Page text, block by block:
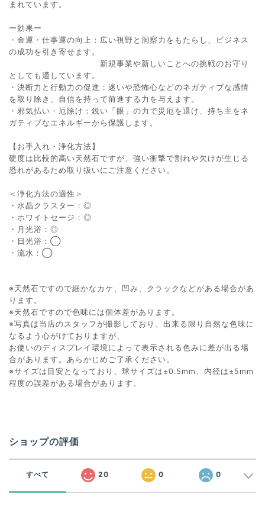
まれています。
ー効果ー
・金運・仕事運の向上：広い視野と洞察力をもたらし、ビジネス
の成功を引き寄せます。
新規事業や新しいことへの挑戦のお守り
としても適しています。
・決断力と行動力の促進：迷いや恐怖心などのネガティブな感情
を取り除き、自信を持って前進する力を与えます。
・邪気払い・厄除け：鋭い「眼」の力で災厄を退け、持ち主をネ
ガティブなエネルギーから保護します。
【お手入れ・浄化方法】
硬度は比較的高い天然石ですが、強い衝撃で割れや欠けが生じる
恐れがあるため取り扱いにご注意ください。
＜浄化方法の適性＞
・水晶クラスター：◎
・ホワイトセージ：◎
・月光浴：◎
・日光浴：◯
・流水：◯
※天然石ですので細かなカケ、凹み、クラックなどがある場合があ
ります。
※天然石ですので色味には個体差があります。
※写真は当店のスタッフが撮影しており、出来る限り自然な色味に
なるよう心がけておりますが、
お使いのディスプレイ環境によって表示される色みに差が出る場
合があります。あらかじめご了承ください。
※サイズは目安となっており、球サイズは±0.5mm、内径は±5mm
程度の誤差がある場合があります。
ショップの評価
すべて 20 0 0